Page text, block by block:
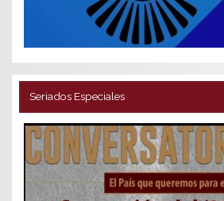
Seriados Especiales